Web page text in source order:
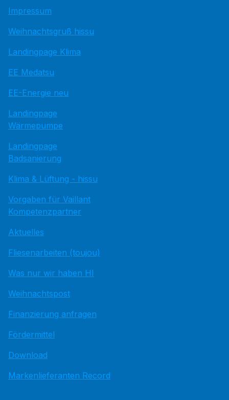
Impressum
Weihnachtsgruß hissu
Landingpage Klima
EE Medatsu
EE-Energie neu
Landingpage
Wärmepumpe
Landingpage
Badsanierung
Klima & Lüftung - hissu
Vorgaben für Vaillant
Kompetenzpartner
Aktuelles
Fliesenarbeiten (toujou)
Was nur wir haben HI
Weihnachtspost
Finanzierung anfragen
Fördermittel
Download
Markenlieferanten Record